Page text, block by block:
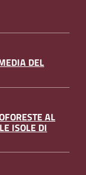
DEL
AL
ISOLE DI